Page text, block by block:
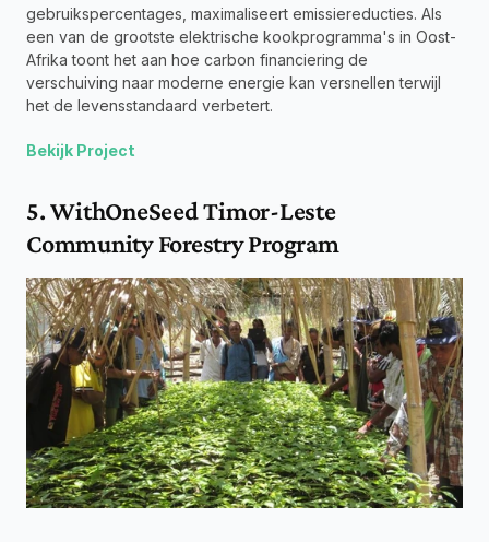
gebruikspercentages, maximaliseert emissiereducties. Als
een van de grootste elektrische kookprogramma's in Oost-
Afrika toont het aan hoe carbon financiering de
verschuiving naar moderne energie kan versnellen terwijl
het de levensstandaard verbetert.
Bekijk Project
5. WithOneSeed Timor-Leste
Community Forestry Program